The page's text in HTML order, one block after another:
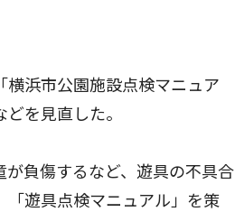
浜市公園施設点検マニュア
を見直した。
負傷するなど、遊具の不具合
「遊具点検マニュアル」を策